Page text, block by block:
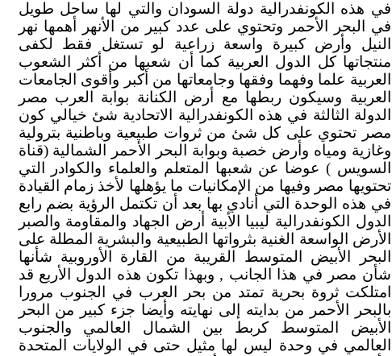
في هذه الكونفدرالية دولة السودان والتي لها ساحل طويل
في البحر الأحمر وتحتوي على عدد كبير من الأنهر أهمها نهر
النيل وأرض كبيرة واسعة زراعية لو تستغل فقط لكفى
منتجاتها كل الدول العربية كما أن شعبها من أكثر الشعوب
العربية علما وفهما وفقها وجامعاتها من أكبر وأقوى الجامعات
العربية وسيكون ربطها مع أرض الكنانة بوابة العرب مصر
الدولة الثالثة في هذه الكونفدرالية الاتحادية شئ خيالي كون
مصر تحتوي على كل شئ من ثروات طبيعية وباطنية بترولية
وغازية ومياه وأرض خصبة وبوابة البحر الأحمر الشمالية (قناة
السويس ) عوضا عن شعبها المتعلم والعلماء والكوادر التي
تحتويها مصر وفيها من الإمكانيات ما يؤهلها لأخذ زمام القيادة
في هذه الوحدة التي أنادي بها بعد أن تكتمل الرؤية بضم رابع
الدول الكونفدرالية ليبيا الأبية أرض الجهاد والمقاومة والصبر
الأرض الواسعة الغنية بثرواتها الطبيعية والبشرية المطلة على
البحر الأبيض المتوسط القريبة من القارة الأوروبية شأنها
شأن مصر في هذا الجانب , وبهذا تكون هذه الدول الأربع قد
امتلكت ثروة بحرية تمتد من بحر العرب في الجنوب مرورا
بالبحر الأحمر من بدايته إلى نهايته وأيضا جزء كبير من البحر
الأبيض المتوسط كربط بين الشمال العالمي والجنوب
العالمي في وحدة ليس لها مثيل حتى في الولايات المتحدة